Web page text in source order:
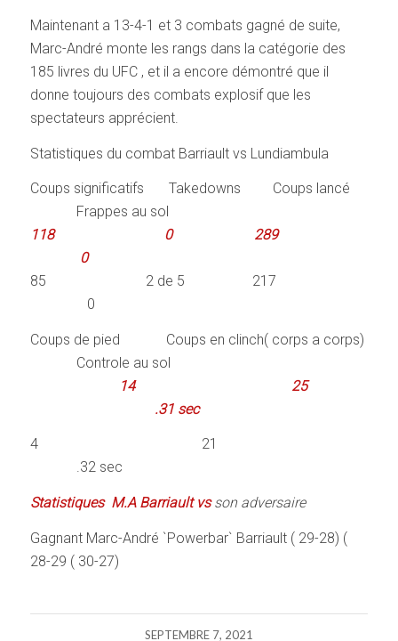
Maintenant a 13-4-1 et 3 combats gagné de suite,
Marc-André monte les rangs dans la catégorie des
185 livres du UFC , et il a encore démontré que il
donne toujours des combats explosif que les
spectateurs apprécient.
Statistiques du combat Barriault vs Lundiambula
Coups significatifs Takedowns Coups lancé
Frappes au sol
118
0
289
0
85 2 de 5 217
0
Coups de pied Coups en clinch( corps a corps)
Controle au sol
14
25
.31 sec
4 21
.32 sec
Statistiques M.A Barriault vs son adversaire
Gagnant Marc-André `Powerbar` Barriault ( 29-28) (
28-29 ( 30-27)
SEPTEMBRE 7, 2021